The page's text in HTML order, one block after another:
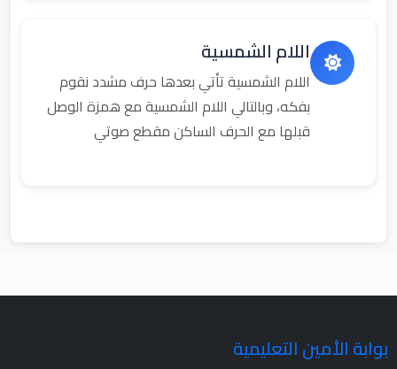
اللام الشمسية
اللام الشمسية تأتي بعدها حرف مشدد نقوم
بفكه، وبالتالي اللام الشمسية مع همزة الوصل
قبلها مع الحرف الساكن مقطع صوتي
بوابة الأمين التعليمية